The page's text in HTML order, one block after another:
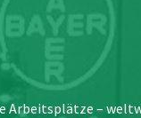
Arbeitsplätze –